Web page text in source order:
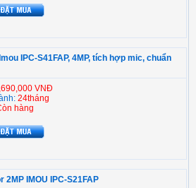
IPC-S41FAP, 4MP, tích hợp mic, chuẩn
VNĐ
24tháng
hàng
2MP IMOU IPC-S21FAP